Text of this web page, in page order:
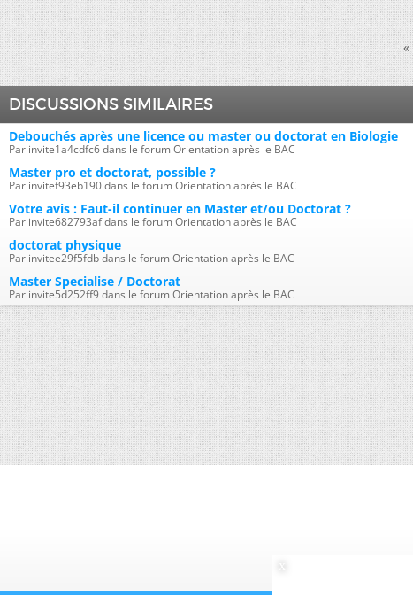
«
DISCUSSIONS SIMILAIRES
Debouchés après une licence ou master ou doctorat en Biologie
Par invite1a4cdfc6 dans le forum Orientation après le BAC
Master pro et doctorat, possible ?
Par invitef93eb190 dans le forum Orientation après le BAC
Votre avis : Faut-il continuer en Master et/ou Doctorat ?
Par invite682793af dans le forum Orientation après le BAC
doctorat physique
Par invitee29f5fdb dans le forum Orientation après le BAC
Master Specialise / Doctorat
Par invite5d252ff9 dans le forum Orientation après le BAC